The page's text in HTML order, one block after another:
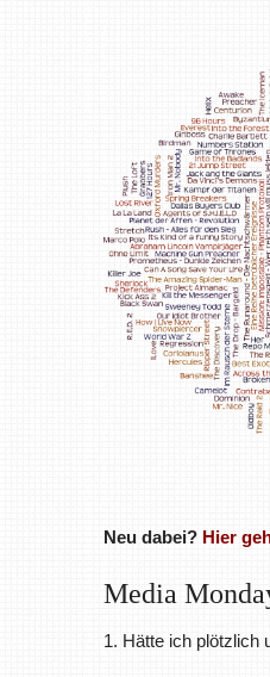
Neu dabei? Hier
Media
1. Hätte ich plötzlich